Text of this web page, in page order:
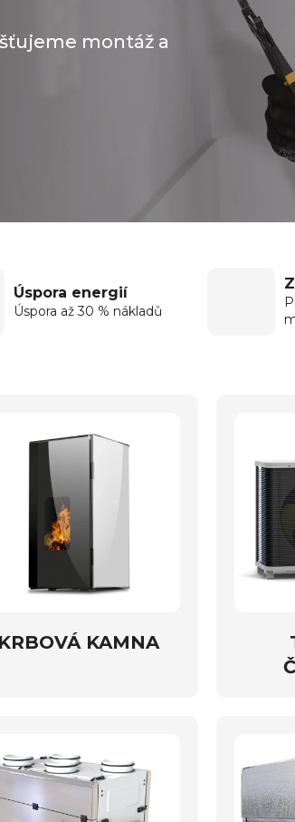
montáž a
Úspora energií
Úspora až 30 % nákladů
KRBOVÁ KAMNA